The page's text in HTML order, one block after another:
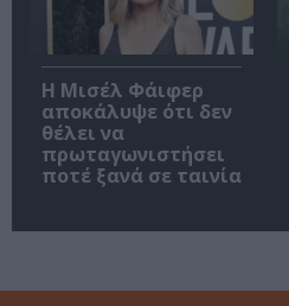
Η Μισέλ Φάιφερ
αποκάλυψε ότι δεν
θέλει να
πρωταγωνιστήσει
ποτέ ξανά σε ταινία